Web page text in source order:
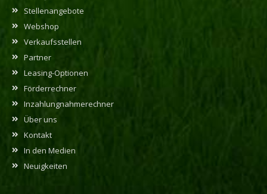
Stellenangebote
Webshop
Verkaufsstellen
Partner
Leasing-Optionen
Förderrechner
Inzahlungnahmerechner
Über uns
Kontakt
In den Medien
Neuigkeiten